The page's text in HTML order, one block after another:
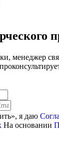
менеджер
я даю
На основании